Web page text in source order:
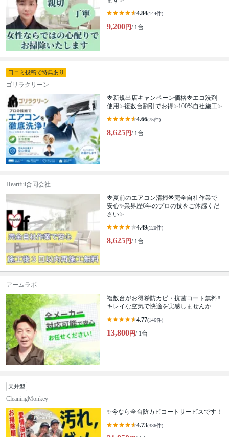
4.84(144件)
9,200円/ 1台
口コミ投稿で特典あり
ゴリラクリーン
🌟新規出店キャンペーン価格🌟エコ洗剤
使用✨複数台割引でお得✨100%自社施工✨
4.66(75件)
8,625円/ 1台
Heartful合同会社
🌟夏前のエアコン清掃🌟完全自社作業で
安心✨業界歴6年のプロの技をご体感くだ
さい✨
4.49(120件)
8,625円/ 1台
アームラボ
複数台がお得🉐防カビ・抗菌コート無料‼️
キレイな空気で快適を実感しませんか
4.77(146件)
13,800円/ 1台
天井型
CleaningMonkey
✨今なら全台防カビコートサービスです！
4.73(336件)